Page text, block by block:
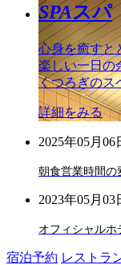
SPAスパ
心身を癒すと
楽しい一日の
くつろぎのス
詳細をみる
2025年05月06
朝食営業時間の
2023年05月03
オフィシャル
宿泊予約 レストラ